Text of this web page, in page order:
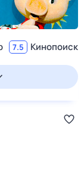
7.5 Кинопоиск